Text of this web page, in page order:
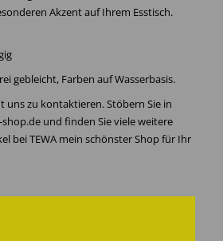
Akzent auf Ihrem Esstisch.
gebleicht, Farben auf Wasserbasis.
uns zu kontaktieren. Stöbern Sie in
und finden Sie viele weitere
bei TEWA mein schönster Shop für Ihr